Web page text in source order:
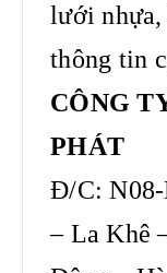
lưới
thông tin
CÔNG
PHÁT
Đ/C:
– La Khê